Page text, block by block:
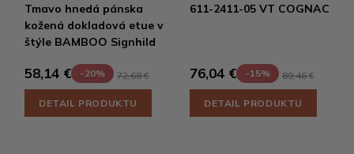
Tmavo hnedá pánska
kožená dokladová etue v
štýle BAMBOO Signhild
58,14 € -20% 72,68 €
DETAIL PRODUKTU
611-2411-05 VT COGNAC
76,04 € -15% 89,46 €
DETAIL PRODUKTU